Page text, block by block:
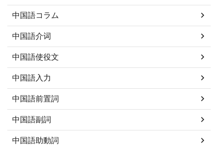
中国語コラム
中国語介词
中国語使役文
中国語入力
中国語前置詞
中国語副詞
中国語助動詞